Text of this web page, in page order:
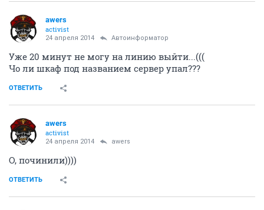
awers
activist
24 апреля 2014 Автоинформатор
Уже 20 минут не могу на линию выйти...(((
Чо ли шкаф под названием сервер упал???
ОТВЕТИТЬ
awers
activist
24 апреля 2014 awers
О, починили))))
ОТВЕТИТЬ